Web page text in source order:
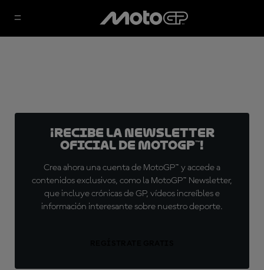
¡Recibe la Newsletter
oficial de MotoGP™!
Crea ahora una cuenta de MotoGP™ y accede a
contenidos exclusivos, como la MotoGP™ Newsletter,
que incluye crónicas de GP, vídeos increíbles e
información interesante sobre nuestro deporte.